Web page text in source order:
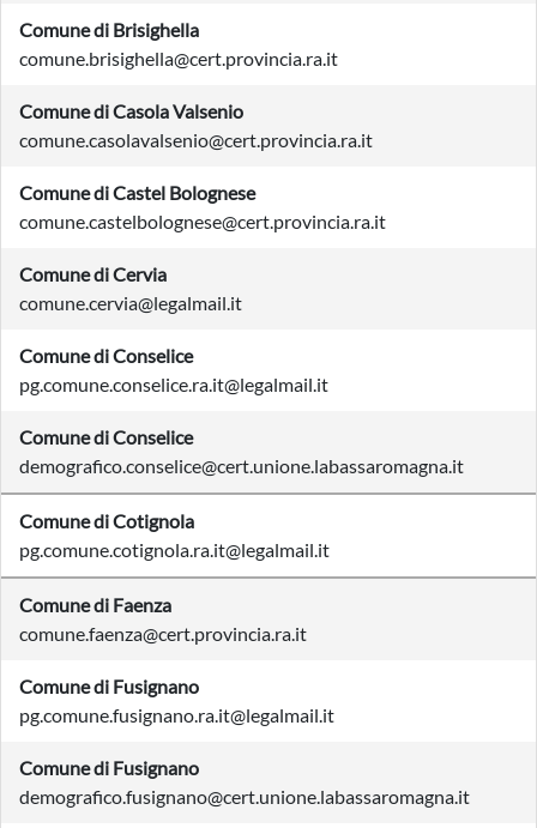
Comune di Brisighella
comune.brisighella@cert.provincia.ra.it
Comune di Casola Valsenio
comune.casolavalsenio@cert.provincia.ra.it
Comune di Castel Bolognese
comune.castelbolognese@cert.provincia.ra.it
Comune di Cervia
comune.cervia@legalmail.it
Comune di Conselice
pg.comune.conselice.ra.it@legalmail.it
Comune di Conselice
demografico.conselice@cert.unione.labassaromagna.it
Comune di Cotignola
pg.comune.cotignola.ra.it@legalmail.it
Comune di Faenza
comune.faenza@cert.provincia.ra.it
Comune di Fusignano
pg.comune.fusignano.ra.it@legalmail.it
Comune di Fusignano
demografico.fusignano@cert.unione.labassaromagna.it